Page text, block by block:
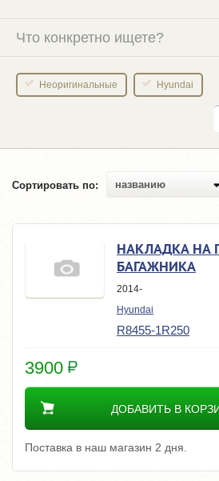
Что конкретно ищете?
Неоригинальные Hyundai
Сортировать по: названию
НАКЛАДКА НА
БАГАЖНИКА
2014-
Hyundai
R8455-1R250
3900
ДОБАВИТЬ В
Поставка в наш магазин 2 дня.